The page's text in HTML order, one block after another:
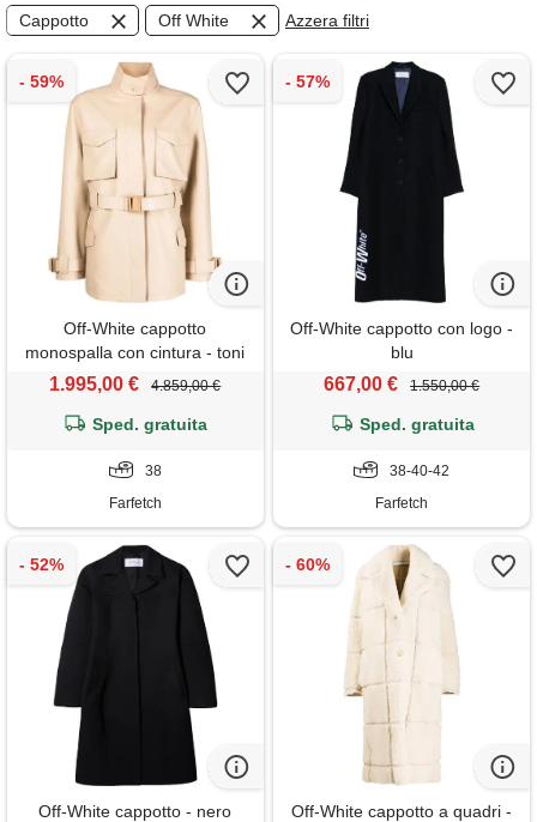
Cappotto Off White Azzera filtri
Off-White cappotto
monospalla con cintura - toni
neutri
1.995,00 € 4.859,00 €
Sped. gratuita
38
Farfetch
Off-White cappotto con logo -
blu
667,00 € 1.550,00 €
Sped. gratuita
38-40-42
Farfetch
Off-White cappotto - nero
Off-White cappotto a quadri -